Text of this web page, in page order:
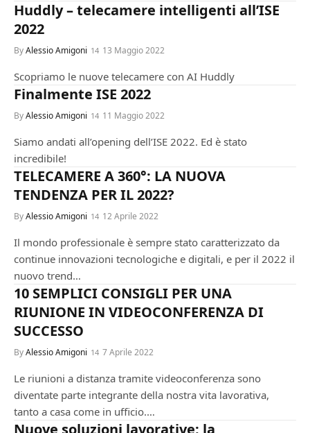
Huddly – telecamere intelligenti all’ISE
2022
ByAlessio Amigoni 13 Maggio 2022
Scopriamo le nuove telecamere con AI Huddly
CONFERENZA
Finalmente ISE 2022
ByAlessio Amigoni 11 Maggio 2022
Siamo andati all’opening dell’ISE 2022. Ed è stato
incredibile!
CONFERENZA
TELECAMERE A 360°: LA NUOVA
TENDENZA PER IL 2022?
ByAlessio Amigoni 12 Aprile 2022
Il mondo professionale è sempre stato caratterizzato da
continue innovazioni tecnologiche e digitali, e per il 2022 il
nuovo trend…
10 SEMPLICI CONSIGLI PER UNA
RIUNIONE IN VIDEOCONFERENZA DI
SUCCESSO
ByAlessio Amigoni 7 Aprile 2022
Le riunioni a distanza tramite videoconferenza sono
diventate parte integrante della nostra vita lavorativa,
tanto a casa come in ufficio.…
CONFERENZA
Nuove soluzioni lavorative: la